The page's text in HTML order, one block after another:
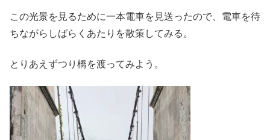
この光景を見るために一本電車を見送ったので、電車を待
ちながらしばらくあたりを散策してみる。
とりあえずつり橋を渡ってみよう。